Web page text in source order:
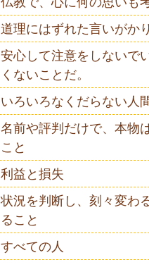
道理にはずれた言いがか
安心して注意をしないで
くないことだ。
いろいろなくだらない人
名前や評判だけで、本物
こと
利益と損失
状況を判断し、刻々変わ
ること
すべての人